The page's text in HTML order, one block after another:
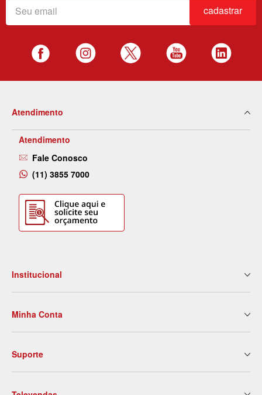
cadastrar
Atendimento
Atendimento
Fale Conosco
(11) 3855 7000
Institucional
Nossas Lojas
Serviços
Blog
Contato
Minha Conta
2ª Via de Boleto
Meus Pedidos
Suporte